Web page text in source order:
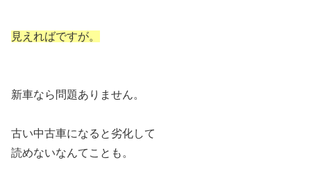
見えればですが。
新車なら問題ありません。
古い中古車になると劣化して
読めないなんてことも。